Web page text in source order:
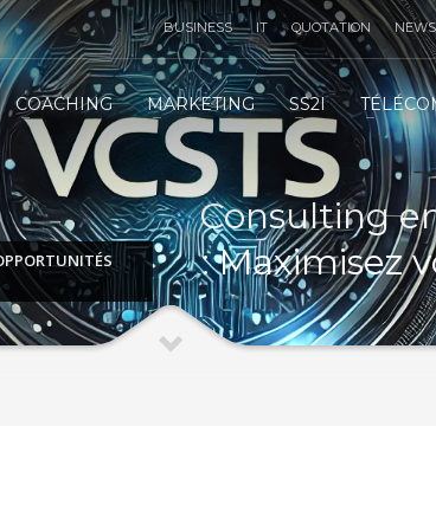
STRATÉGIE
3 ITSERVICES
|VCSTS F.A.Q| Merci !
BUSINESS IT QUOTATION NEWS
COACHING MARKETING SS2I
Consulting
: Maximisez